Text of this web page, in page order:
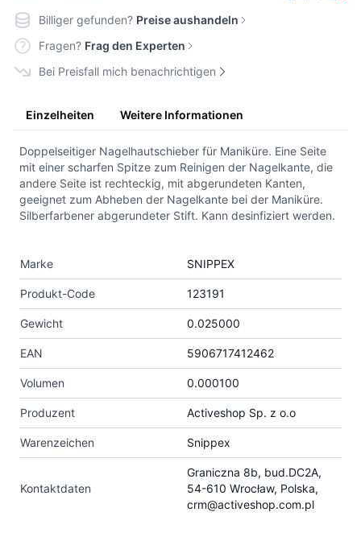
Billiger gefunden? Preise aushandeln
Fragen? Frag den Experten
Bei Preisfall mich benachrichtigen
Einzelheiten Weitere Informationen
Doppelseitiger Nagelhautschieber für Maniküre. Eine Seite
mit einer scharfen Spitze zum Reinigen der Nagelkante, die
andere Seite ist rechteckig, mit abgerundeten Kanten,
geeignet zum Abheben der Nagelkante bei der Maniküre.
Silberfarbener abgerundeter Stift. Kann desinfiziert werden.
Marke SNIPPEX
Produkt-Code 123191
Gewicht 0.025000
EAN 5906717412462
Volumen 0.000100
Produzent Activeshop Sp. z o.o
Warenzeichen Snippex
Kontaktdaten
Graniczna 8b, bud.DC2A,
54-610 Wrocław, Polska,
crm@activeshop.com.pl